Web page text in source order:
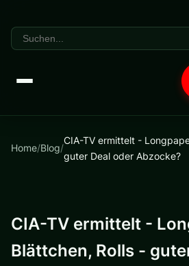
Home/Blog/
CIA-TV ermittelt -
guter Deal oder Abzocke?
CIA-TV ermittelt -
Blättchen, Rolls -